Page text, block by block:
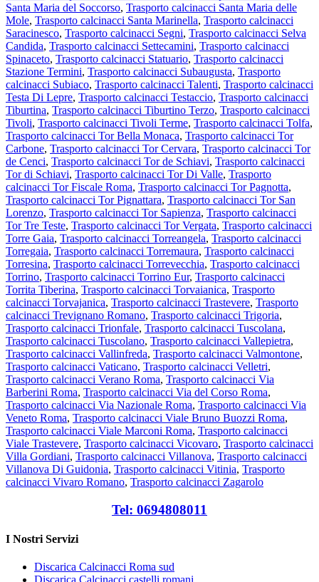
Santa Maria del Soccorso, Trasporto calcinacci Santa Maria delle
Mole, Trasporto calcinacci Santa Marinella, Trasporto calcinacci
Saracinesco, Trasporto calcinacci Segni, Trasporto calcinacci Selva
Candida, Trasporto calcinacci Settecamini, Trasporto calcinacci
Spinaceto, Trasporto calcinacci Statuario, Trasporto calcinacci
Stazione Termini, Trasporto calcinacci Subaugusta, Trasporto
calcinacci Subiaco, Trasporto calcinacci Talenti, Trasporto calcinacci
Testa Di Lepre, Trasporto calcinacci Testaccio, Trasporto calcinacci
Tiburtina, Trasporto calcinacci Tiburtino Terzo, Trasporto calcinacci
Tivoli, Trasporto calcinacci Tivoli Terme, Trasporto calcinacci Tolfa,
Trasporto calcinacci Tor Bella Monaca, Trasporto calcinacci Tor
Carbone, Trasporto calcinacci Tor Cervara, Trasporto calcinacci Tor
de Cenci, Trasporto calcinacci Tor de Schiavi, Trasporto calcinacci
Tor di Schiavi, Trasporto calcinacci Tor Di Valle, Trasporto
calcinacci Tor Fiscale Roma, Trasporto calcinacci Tor Pagnotta,
Trasporto calcinacci Tor Pignattara, Trasporto calcinacci Tor San
Lorenzo, Trasporto calcinacci Tor Sapienza, Trasporto calcinacci
Tor Tre Teste, Trasporto calcinacci Tor Vergata, Trasporto calcinacci
Torre Gaia, Trasporto calcinacci Torreangela, Trasporto calcinacci
Torregaia, Trasporto calcinacci Torremaura, Trasporto calcinacci
Torresina, Trasporto calcinacci Torrevecchia, Trasporto calcinacci
Torrino, Trasporto calcinacci Torrino Eur, Trasporto calcinacci
Torrita Tiberina, Trasporto calcinacci Torvaianica, Trasporto
calcinacci Torvajanica, Trasporto calcinacci Trastevere, Trasporto
calcinacci Trevignano Romano, Trasporto calcinacci Trigoria,
Trasporto calcinacci Trionfale, Trasporto calcinacci Tuscolana,
Trasporto calcinacci Tuscolano, Trasporto calcinacci Vallepietra,
Trasporto calcinacci Vallinfreda, Trasporto calcinacci Valmontone,
Trasporto calcinacci Vaticano, Trasporto calcinacci Velletri,
Trasporto calcinacci Verano Roma, Trasporto calcinacci Via
Barberini Roma, Trasporto calcinacci Via del Corso Roma,
Trasporto calcinacci Via Nazionale Roma, Trasporto calcinacci Via
Veneto Roma, Trasporto calcinacci Viale Bruno Buozzi Roma,
Trasporto calcinacci Viale Marconi Roma, Trasporto calcinacci
Viale Trastevere, Trasporto calcinacci Vicovaro, Trasporto calcinacci
Villa Gordiani, Trasporto calcinacci Villanova, Trasporto calcinacci
Villanova Di Guidonia, Trasporto calcinacci Vitinia, Trasporto
calcinacci Vivaro Romano, Trasporto calcinacci Zagarolo
Tel: 0694808011
I Nostri Servizi
Discarica Calcinacci Roma sud